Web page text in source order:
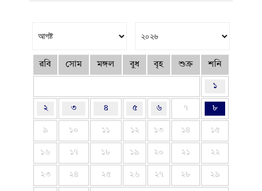
রবি সোম মঙ্গল বুধ বৃহ শুক্র শনি
১
২ ৩ ৪ ৫ ৬ ৭ ৮
৯ ১০ ১১ ১২ ১৩ ১৪ ১৫
১৬ ১৭ ১৮ ১৯ ২০ ২১ ২২
২৩ ২৪ ২৫ ২৬ ২৭ ২৮ ২৯